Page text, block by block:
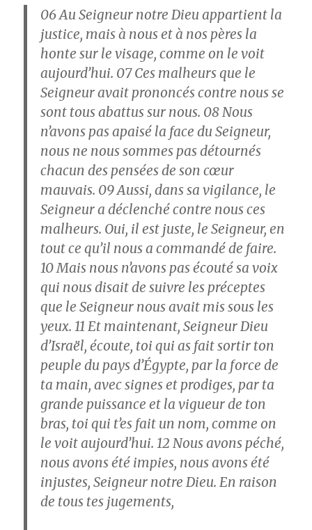
06Au Seigneur notre Dieu appartient la
justice, mais à nous et à nos pères la
honte sur le visage, comme on le voit
aujourd’hui. 07Ces malheurs que le
Seigneur avait prononcés contre nous se
sont tous abattus sur nous. 08Nous
n’avons pas apaisé la face du Seigneur,
nous ne nous sommes pas détournés
chacun des pensées de son cœur
mauvais. 09Aussi, dans sa vigilance, le
Seigneur a déclenché contre nous ces
malheurs. Oui, il est juste, le Seigneur, en
tout ce qu’il nous a commandé de faire.
10Mais nous n’avons pas écouté sa voix
qui nous disait de suivre les préceptes
que le Seigneur nous avait mis sous les
yeux.11 Et maintenant, Seigneur Dieu
d’Israël, écoute, toi qui as fait sortir ton
peuple du pays d’Égypte, par la force de
ta main, avec signes et prodiges, par ta
grande puissance et la vigueur de ton
bras, toi qui t’es fait un nom, comme on
le voit aujourd’hui.12 Nous avons péché,
nous avons été impies, nous avons été
injustes, Seigneur notre Dieu. En raison
de tous tes jugements,